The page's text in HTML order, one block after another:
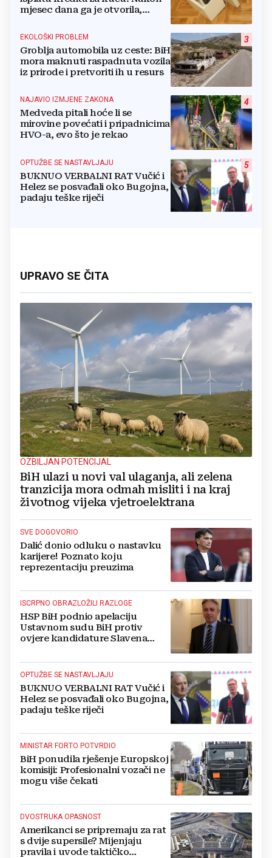
mjesec dana ga je otvorila,
3
EKOLOŠKI PROBLEM
Groblja automobila uz ceste: BiH
mora maknuti raspadnuta vozila
iz prirode i pretvoriti ih u resurs
4
NAJAVIO IZMJENE ZAKONA
Medveda pitali hoće li se
mirovine povećati i pripadnicima
HVO-a, evo što je rekao
5
OPTUŽBE SE NASTAVLJAJU
BUKNUO VERBALNI RAT Vučić i
Helez se posvađali oko Bugojna,
padaju teške riječi
UPRAVO SE ČITA
OZBILJAN POTENCIJAL
BiH ulazi u novi val ulaganja, ali zelena
tranzicija mora odmah misliti i na kraj
životnog vijeka vjetroelektrana
SVE DOGOVORIO
Dalić donio odluku o nastavku
karijere! Poznato koju
reprezentaciju preuzima
ISCRPNO OBRAZLOŽILI RAZLOGE
HSP BiH podnio apelaciju
Ustavnom sudu BiH protiv
ovjere kandidature Slavena
OPTUŽBE SE NASTAVLJAJU
BUKNUO VERBALNI RAT Vučić i
Helez se posvađali oko Bugojna,
padaju teške riječi
MINISTAR FORTO POTVRDIO
BiH ponudila rješenje Europskoj
komisiji: Profesionalni vozači ne
mogu više čekati
DVOSTRUKA OPASNOST
Amerikanci se pripremaju za rat
s dvije supersile? Mijenjaju
pravila i uvode taktičko